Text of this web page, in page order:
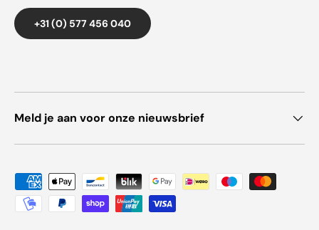
+31 (0) 577 456 040
Meld je aan voor onze nieuwsbrief
Geaccepteerde betaalmethoden